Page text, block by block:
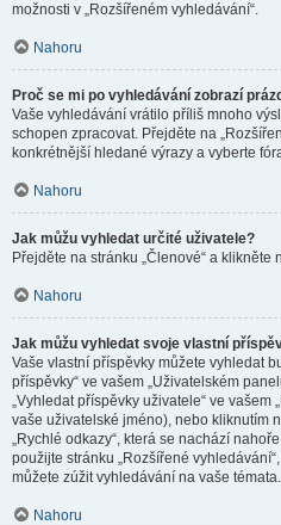
možnosti v „Rozšířeném vyhledávání“.
Nahoru
Proč se mi po vyhledávání zobrazí
Vaše vyhledávání vrátilo příliš mnoho
schopen zpracovat. Přejděte na
konkrétnější hledané výrazy a vyberte
Nahoru
Jak můžu vyhledat určité uživatele?
Přejděte na stránku „Členové“ a klikněte
Nahoru
Jak můžu vyhledat svoje vlastní
Vaše vlastní příspěvky můžete vyhledat
příspěvky“ ve vašem „Uživatelském
„Vyhledat příspěvky uživatele“ ve vašem
vaše uživatelské jméno), nebo kliknutím
„Rychlé odkazy“, která se nachází
použijte stránku „Rozšířené
můžete zúžit vyhledávání na vaše témata.
Nahoru